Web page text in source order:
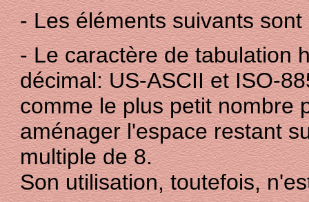
- Les éléments suivants
- Le caractère de tabulation
décimal: US-ASCII et ISO-
comme le plus petit nombre
aménager l'espace restant
multiple de 8.
Son utilisation, toutefois,